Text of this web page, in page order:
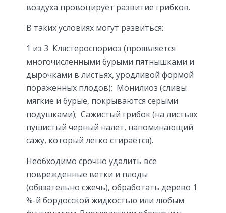
воздуха провоцирует развитие грибков.
В таких условиях могут развиться:
1 из 3 Клястероспориоз (проявляется
многочисленными бурыми пятнышками и
дырочками в листьях, уродливой формой
пораженных плодов); Монилиоз (сливы
мягкие и бурые, покрываются серыми
подушками); Сажистый грибок (на листьях
пушистый черный налет, напоминающий
сажу, который легко стирается).
Необходимо срочно удалить все
поврежденные ветки и плоды
(обязательно сжечь), обработать дерево 1
%-й бордосской жидкостью или любым